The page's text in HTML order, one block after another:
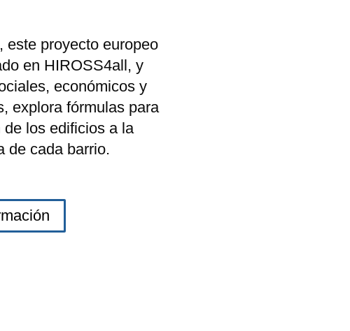
este proyecto europeo
en HIROSS4all, y
económicos y
explora fórmulas para
los edificios a la
de cada barrio.